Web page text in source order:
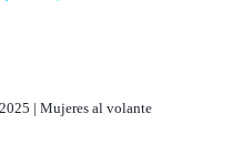
| Mujeres al volante